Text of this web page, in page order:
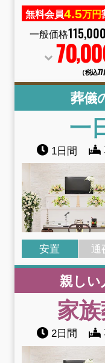
無料会員4.5万円
一般価格115,000
70,
（税込77,
葬儀
一
1日間
安置 通
親しい
家
2日間